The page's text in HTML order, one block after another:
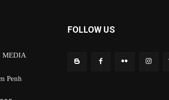
MEDIA
Penh
FOLLOW US